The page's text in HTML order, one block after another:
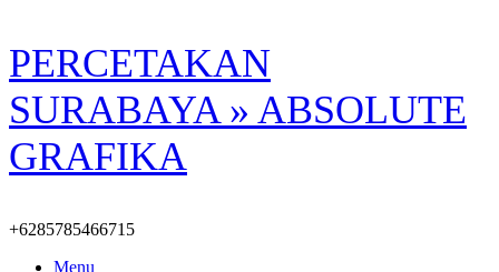
Skip
to
content
PERCETAKAN
SURABAYA » ABSOLUTE
GRAFIKA
+6285785466715
Menu